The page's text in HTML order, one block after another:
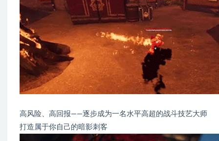
高风险、高回报——逐步成为一名水平高超的战斗技艺大师
打造属于你自己的暗影刺客